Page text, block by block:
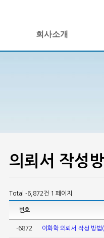
회사소개
의뢰서 작성
Total -6,872건 1 페이지
번호
-6872 이화학 의뢰서 작성 방